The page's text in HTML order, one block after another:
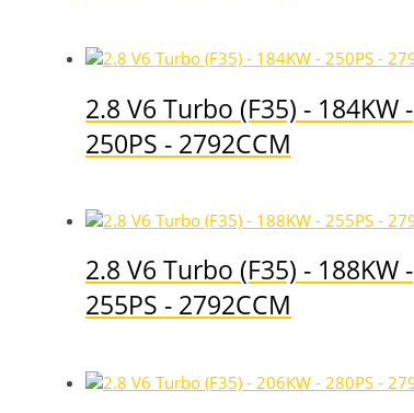
2.8 V6 Turbo (F35) - 184KW -
250PS - 2792CCM
2.8 V6 Turbo (F35) - 188KW -
255PS - 2792CCM